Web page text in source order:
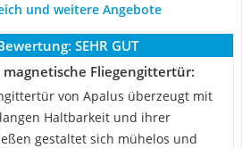
und weitere Angebote
SEHR GUT
magnetische Fliegengittertür:
von Apalus überzeugt mit
Haltbarkeit und ihrer
gestaltet sich mühelos und